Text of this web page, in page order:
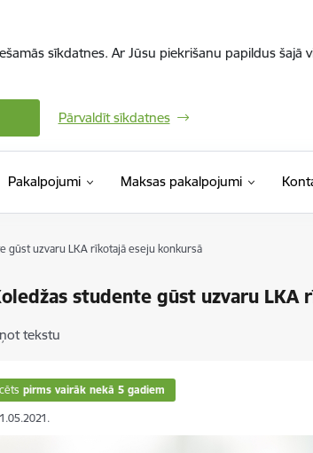
sīkdatnes. Ar Jūsu piekrišanu papildus
Pārvaldīt sīkdatnes
Pakalpojumi Maksas pakalpojumi
gūst uzvaru LKA rīkotajā eseju konkursā
studente gūst uzvaru LKA
tekstu
pirms vairāk nekā 5 gadiem